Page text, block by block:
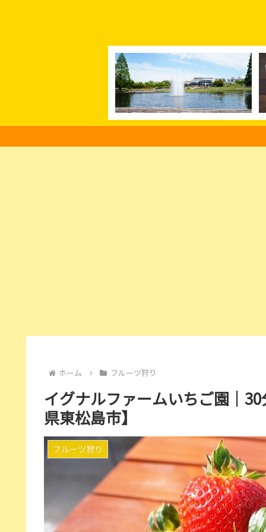
ホーム フルーツ狩り
イグナルファームいちご園｜
県東松島市】
フルーツ狩り